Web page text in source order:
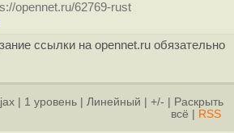
opennet.ru/62769-rust
ссылки на opennet.ru обязательно
1 уровень Линейный +/-
Раскрыть
всё
RSS